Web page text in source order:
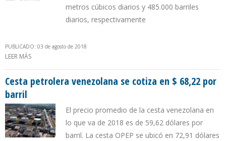
metros cúbicos diarios y 485.000 barriles
diarios, respectivamente
PUBLICADO: 03 de agosto de 2018
LEER MÁS
Cesta petrolera venezolana se cotiza en $ 68,22 por
barril
El precio promedio de la cesta venezolana en
lo que va de 2018 es de 59,62 dólares por
barril. La cesta OPEP se ubicó en 72,91 dólares